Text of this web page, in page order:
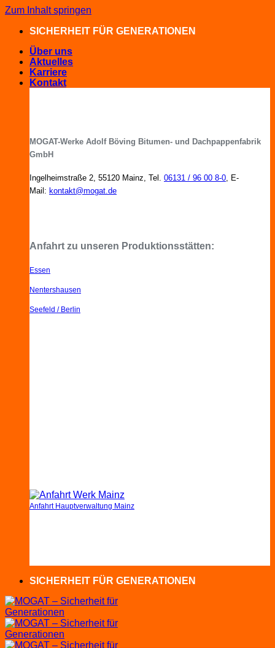
Zum Inhalt springen
SICHERHEIT FÜR GENERATIONEN
Über uns
Aktuelles
Karriere
Kontakt
MOGAT-Werke Adolf Böving Bitumen- und Dachpappenfabrik
GmbH
Ingelheimstraße 2, 55120 Mainz, Tel. 06131 / 96 00 8-0, E-
Mail: kontakt@mogat.de
Anfahrt zu unseren Produktionsstätten:
Essen
Nentershausen
Seefeld / Berlin
Anfahrt Hauptverwaltung Mainz
SICHERHEIT FÜR GENERATIONEN